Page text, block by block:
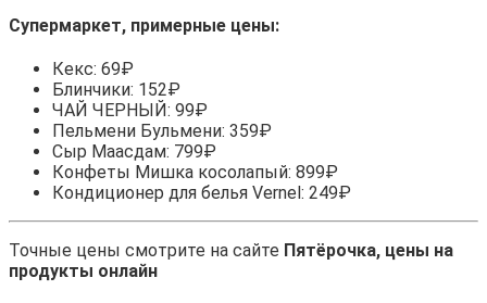
Супермаркет, примерные цены:
Кекс: 69₽
Блинчики: 152₽
ЧАЙ ЧЕРНЫЙ: 99₽
Пельмени Бульмени: 359₽
Сыр Маасдам: 799₽
Конфеты Мишка косолапый: 899₽
Кондиционер для белья Vernel: 249₽
Точные цены смотрите на сайте Пятёрочка, цены на
продукты онлайн